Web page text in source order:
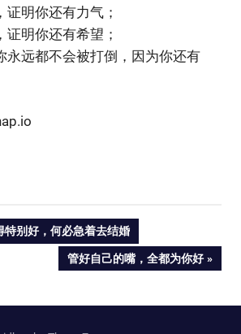
明你还有力气；
明你还有希望；
永远都不会被打倒，因为你还有
特别好，何必急着去结婚
NEXT
管好自己的嘴，全都为你好